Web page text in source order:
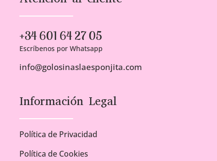
+34 601 64 27 05
Escríbenos por Whatsapp
info@golosinaslaesponjita.com
Información Legal
Política de Privacidad
Política de Cookies